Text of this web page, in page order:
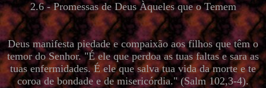
2.6 - Promessas de Deus Àqueles que o Temem
Deus manifesta piedade e compaixão aos filhos que têm o
temor do Senhor. "É ele que perdoa as tuas faltas e sara as
tuas enfermidades. É ele que salva tua vida da morte e te
coroa de bondade e de misericórdia." (Salm 102,3-4).